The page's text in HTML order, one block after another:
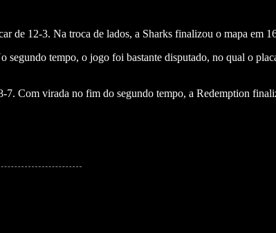
de 12-3. Na troca de lados, a Sharks finalizou o mapa em
tempo, o jogo foi bastante disputado, no qual o
Com virada no fim do segundo tempo, a Redemption